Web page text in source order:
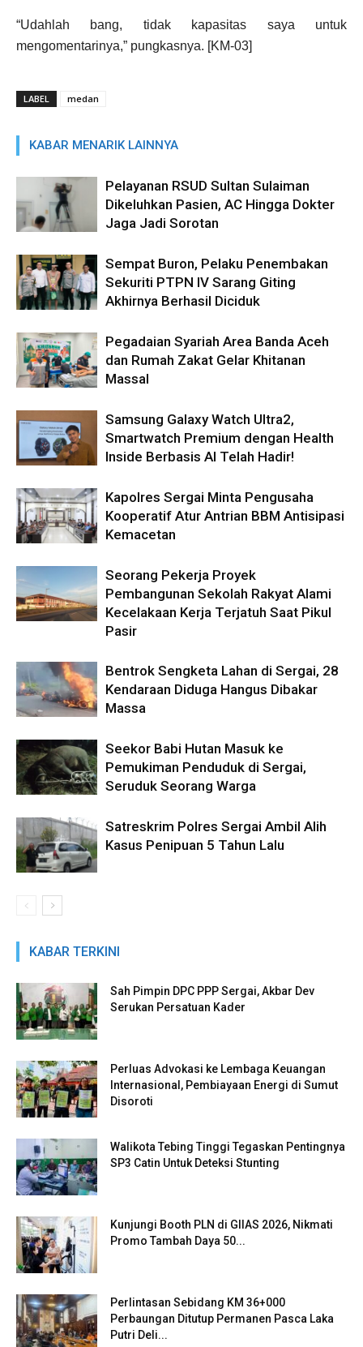
“Udahlah bang, tidak kapasitas saya untuk
mengomentarinya,” pungkasnya. [KM-03]
LABEL medan
KABAR MENARIK LAINNYA
Pelayanan RSUD Sultan Sulaiman
Dikeluhkan Pasien, AC Hingga Dokter
Jaga Jadi Sorotan
Sempat Buron, Pelaku Penembakan
Sekuriti PTPN IV Sarang Giting
Akhirnya Berhasil Diciduk
Pegadaian Syariah Area Banda Aceh
dan Rumah Zakat Gelar Khitanan
Massal
Samsung Galaxy Watch Ultra2,
Smartwatch Premium dengan Health
Inside Berbasis AI Telah Hadir!
Kapolres Sergai Minta Pengusaha
Kooperatif Atur Antrian BBM Antisipasi
Kemacetan
Seorang Pekerja Proyek
Pembangunan Sekolah Rakyat Alami
Kecelakaan Kerja Terjatuh Saat Pikul
Pasir
Bentrok Sengketa Lahan di Sergai, 28
Kendaraan Diduga Hangus Dibakar
Massa
Seekor Babi Hutan Masuk ke
Pemukiman Penduduk di Sergai,
Seruduk Seorang Warga
Satreskrim Polres Sergai Ambil Alih
Kasus Penipuan 5 Tahun Lalu
KABAR TERKINI
Sah Pimpin DPC PPP Sergai, Akbar Dev
Serukan Persatuan Kader
Perluas Advokasi ke Lembaga Keuangan
Internasional, Pembiayaan Energi di Sumut
Disoroti
Walikota Tebing Tinggi Tegaskan Pentingnya
SP3 Catin Untuk Deteksi Stunting
Kunjungi Booth PLN di GIIAS 2026, Nikmati
Promo Tambah Daya 50...
Perlintasan Sebidang KM 36+000
Perbaungan Ditutup Permanen Pasca Laka
Putri Deli...